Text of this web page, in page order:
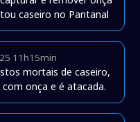
caseiro no Pantanal
11h15min
mortais de caseiro,
onça e é atacada.